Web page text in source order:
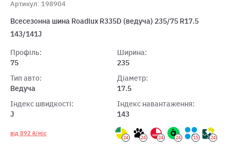
Артикул: 198904
Всесезонна шина Roadlux R335D (ведуча) 235/75 R17.5
143/141J
Профіль:
75
Тип авто:
Ведуча
Індекс швидкості:
J
Ширина:
235
Діаметр:
17.5
Індекс навантаження:
143
від 892 ₴/міс
24 24 24 24 15 24